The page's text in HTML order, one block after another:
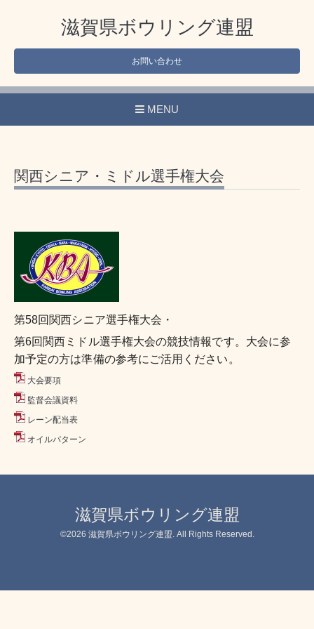
滋賀県ボウリング連盟
お問い合わせ
MENU
関西シニア・ミドル選手権大会
第58回関西シニア選手権大会・
第6回関西ミドル選手権大会の競技情報です。大会に参
加予定の方は準備の参考にご活用ください。
大会要項
監督会議資料
レーン配当表
オイルパターン
滋賀県ボウリング連盟
©2026 滋賀県ボウリング連盟 . All Rights Reserved.